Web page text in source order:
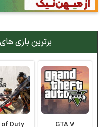
جهت دریافت آخرین اخبار و
بله دنبال کنید (ورود)
...
برترین بازی
GTA V
of Duty